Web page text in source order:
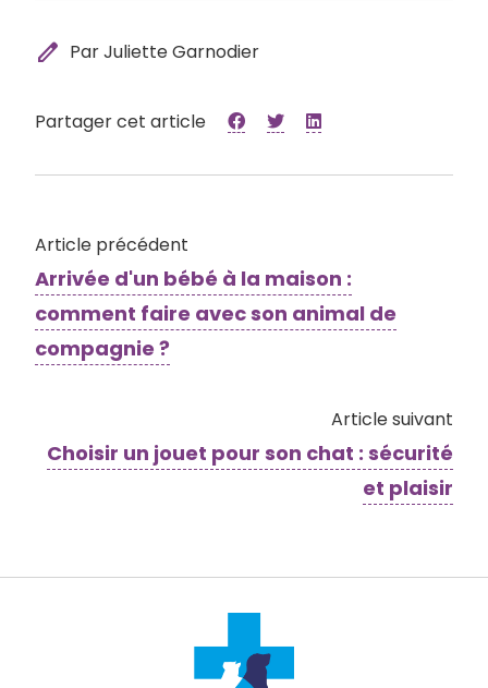
edit Par Juliette Garnodier
Partager cet article
Article précédent
Arrivée d'un bébé à la maison :
comment faire avec son animal de
compagnie ?
Article suivant
Choisir un jouet pour son chat : sécurité
et plaisir